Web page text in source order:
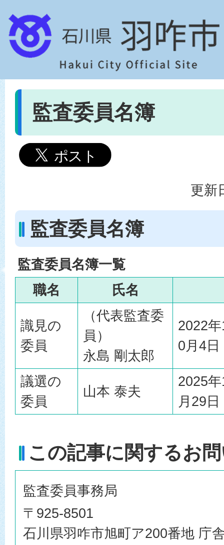
監査委員名簿
更新
監査委員名簿
監査委員名簿一覧
職名
氏名
識見の
委員
（代表監査委
員）
永島 剛太郎
2022
0月4日
議選の
委員
山本 泰夫
2025
月29日
この記事に関するお
監査委員事務局
〒925-8501
石川県羽咋市旭町ア200番地 庁